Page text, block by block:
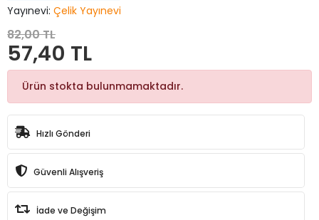
Yayınevi: Çelik Yayınevi
82,00 TL
57,40 TL
Ürün stokta bulunmamaktadır.
Hızlı Gönderi
Güvenli Alışveriş
İade ve Değişim